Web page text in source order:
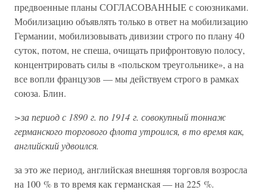
предвоенные планы СОГЛАСОВАННЫЕ с союзниками.
Мобилизацию объявлять только в ответ на мобилизацию
Германии, мобилизовывать дивизии строго по плану 40
суток, потом, не спеша, очищать прифронтовую полосу,
концентрировать силы в «польском треугольнике», а на
все вопли французов — мы действуем строго в рамках
союза. Блин.
>за период с 1890 г. по 1914 г. совокупный тоннаж
германского торгового флота утроился, в то время как,
английский удвоился.
за это же период, английская внешняя торговля возросла
на 100 % в то время как германская — на 225 %.